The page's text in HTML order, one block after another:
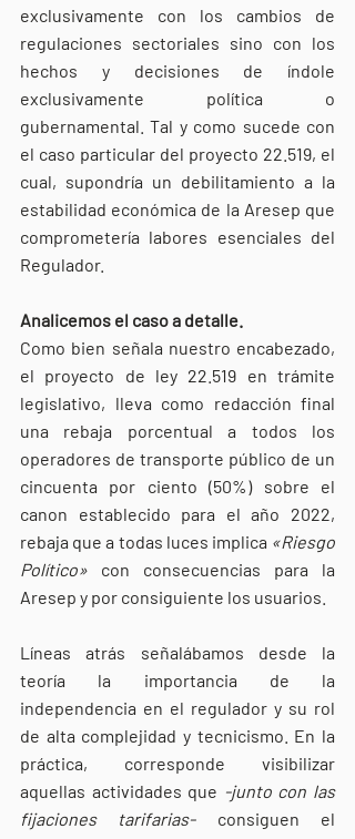
exclusivamente con los cambios de
regulaciones sectoriales sino con los
hechos y decisiones de índole
exclusivamente política o
gubernamental. Tal y como sucede con
el caso particular del proyecto 22.519, el
cual, supondría un debilitamiento a la
estabilidad económica de la Aresep que
comprometería labores esenciales del
Regulador.
Analicemos el caso a detalle.
Como bien señala nuestro encabezado,
el proyecto de ley 22.519 en trámite
legislativo, lleva como redacción final
una rebaja porcentual a todos los
operadores de transporte público de un
cincuenta por ciento (50%) sobre el
canon establecido para el año 2022,
rebaja que a todas luces implica «Riesgo
Político» con consecuencias para la
Aresep y por consiguiente los usuarios.
Líneas atrás señalábamos desde la
teoría la importancia de la
independencia en el regulador y su rol
de alta complejidad y tecnicismo. En la
práctica, corresponde visibilizar
aquellas actividades que -junto con las
fijaciones tarifarias- consiguen el